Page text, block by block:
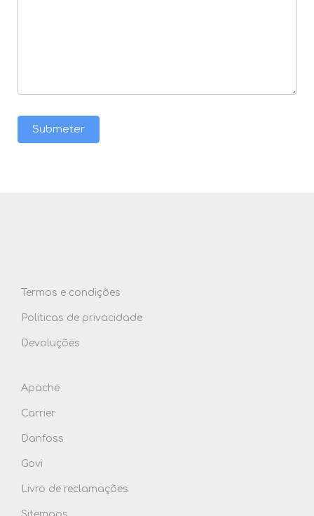
Submeter
Termos e condições
Politicas de privacidade
Devoluções
Apache
Carrier
Danfoss
Govi
Livro de reclamações